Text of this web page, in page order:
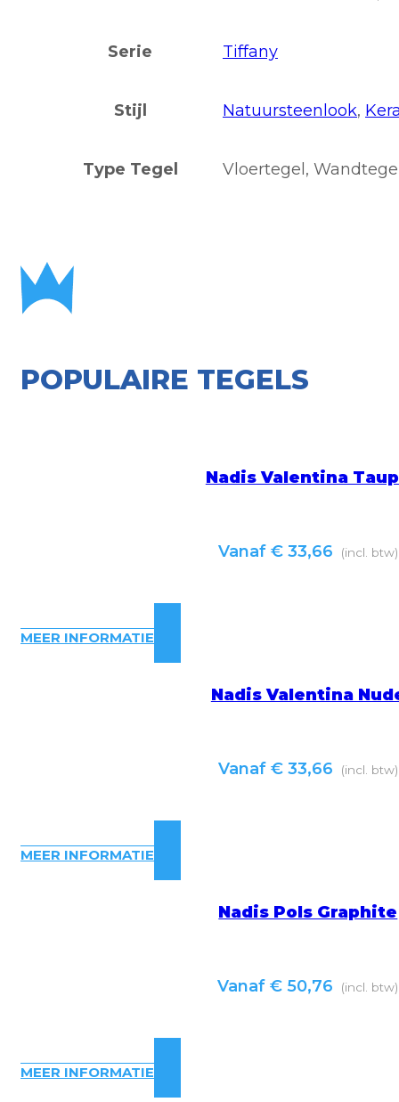
Serie Tiffany
Stijl Natuursteenlook,
Type Tegel Vloertegel,
POPULAIRE TEGELS
Nadis Valentina
Vanaf €33,66 (incl. btw)
MEER INFORMATIE
Nadis Valentina
Vanaf €33,66 (incl. btw)
MEER INFORMATIE
Nadis Pols Graphite
Vanaf€ 50,76 (incl. btw)
MEER INFORMATIE